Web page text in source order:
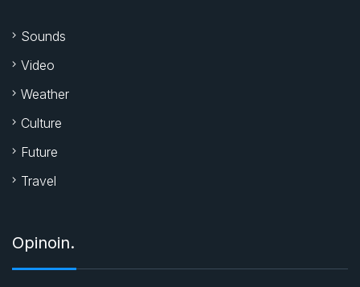
Sounds
Video
Weather
Culture
Future
Travel
Opinoin.